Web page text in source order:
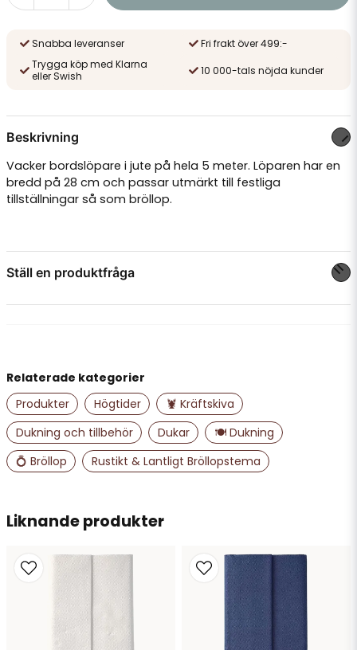
Snabba leveranser
Fri frakt över 499:-
Trygga köp med Klarna
eller Swish
10 000-tals nöjda kunder
Beskrivning
Vacker bordslöpare i jute på hela 5 meter. Löparen har en
bredd på 28 cm och passar utmärkt till festliga
tillställningar så som bröllop.
Ställ en produktfråga
name
Namn
email
Mejladress
Liknande produkter
Relaterade kategorier
Produkter
Högtider
🦞 Kräftskiva
Dukning och tillbehör
Dukar
🍽️ Dukning
💍 Bröllop
Rustikt & Lantligt Bröllopstema